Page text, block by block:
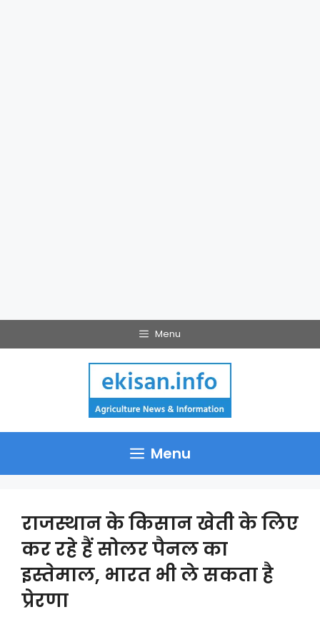
to
Menu
Menu
राजस्थान के किसान खेती के लिए
कर रहे हैं सोलर पैनल का
इस्तेमाल, भारत भी ले सकता है
प्रेरणा